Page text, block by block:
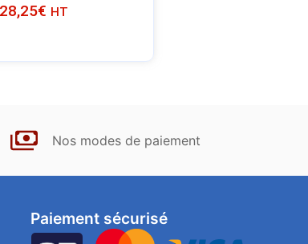
28,25€ HT
Nos modes de paiement
Paiement sécurisé